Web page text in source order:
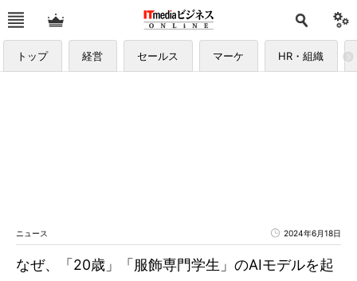
トップ 経営 セールス マーケ HR・組織
ニュース 2024年6月18日
なぜ、「20歳」「服飾専門学生」のAIモデルを起